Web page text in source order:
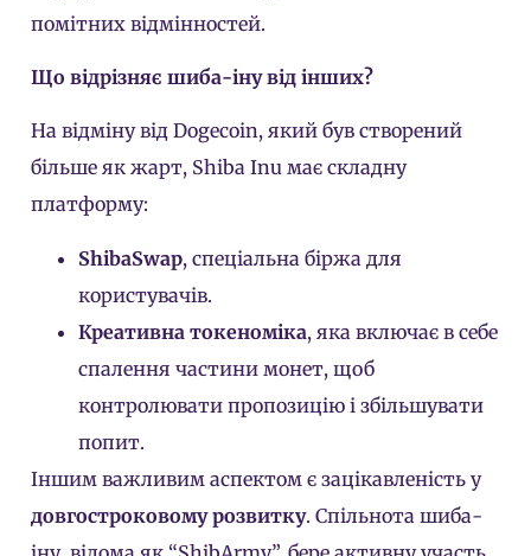
помітних відмінностей.
Що відрізняє шиба-іну від інших?
На відміну від Dogecoin, який був створений
більше як жарт, Shiba Inu має складну
платформу:
ShibaSwap, спеціальна біржа для
користувачів.
Креативна токеноміка, яка включає в себе
спалення частини монет, щоб
контролювати пропозицію і збільшувати
попит.
Іншим важливим аспектом є зацікавленість у
довгостроковому розвитку. Спільнота шиба-